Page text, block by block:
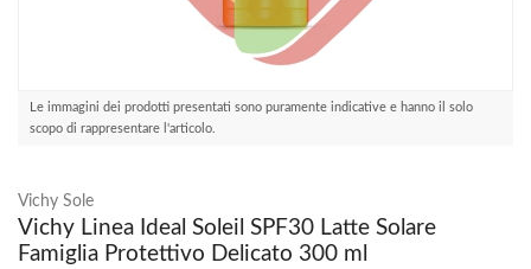
Le immagini dei prodotti presentati sono puramente indicative e hanno il solo
scopo di rappresentare l'articolo.
Vichy Sole
Vichy Linea Ideal Soleil SPF30 Latte Solare
Famiglia Protettivo Delicato 300 ml